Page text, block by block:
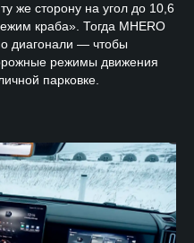
же сторону на угол до 10,6
краба». Тогда MHERO
диагонали — чтобы
режимы движения
парковке.